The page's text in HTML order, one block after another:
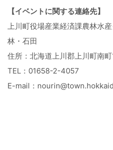
【イベントに関する連絡先】
上川町役場産業経済課農林水
林・石田
住所：北海道上川郡上川町南
TEL：01658-2-4057
E-mail：